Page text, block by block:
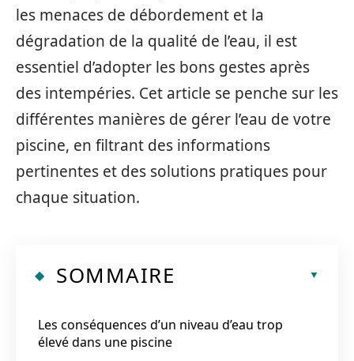
les menaces de débordement et la
dégradation de la qualité de l’eau, il est
essentiel d’adopter les bons gestes après
des intempéries. Cet article se penche sur les
différentes manières de gérer l’eau de votre
piscine, en filtrant des informations
pertinentes et des solutions pratiques pour
chaque situation.
SOMMAIRE
Les conséquences d’un niveau d’eau trop
élevé dans une piscine